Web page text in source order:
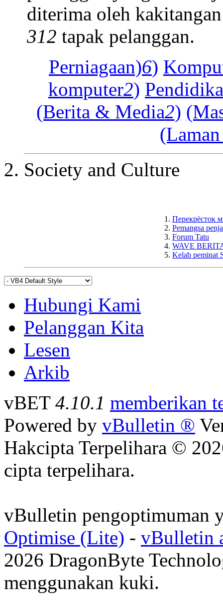
diterima oleh
312 tapak pelanggan.
Perniagaan)6)
komputer2)
(Berita & Media2)
Society and Culture
1.Перекрёсток
2.Pemangsa
3.Forum Tatu
4.WAVE
5.Kelab peminat
Hubungi Kami
Pelanggan Kita
Lesen
Arkib
vBET 4.10.1 memberikan
Powered by vBulletin ®
Hakcipta Terpelihara ©
cipta terpelihara.
vBulletin pengoptimuman
Optimise (Lite) - vBulletin
2026 DragonByte
menggunakan kuki.